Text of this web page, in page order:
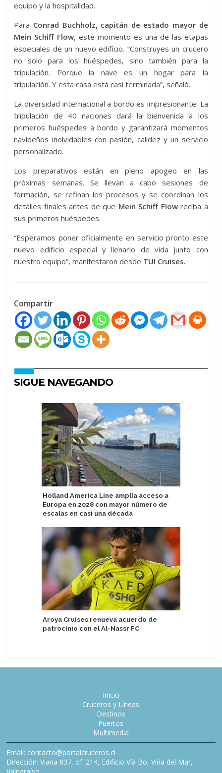
equipo y la hospitalidad.
Para Conrad Buchholz, capitán de estado mayor de
Mein Schiff Flow, este momento es una de las etapas
especiales de un nuevo edificio. “Construyes un crucero
no solo para los huéspedes, sino también para la
tripulación. Porque la nave es un hogar para la
tripulación. Y esta casa está casi terminada”, señaló.
La diversidad internacional a bordo es impresionante. La
tripulación de 40 naciones dará la bienvenida a los
primeros huéspedes a bordo y garantizará momentos
navideños inolvidables con pasión, calidez y un servicio
personalizado.
Los preparativos están en pleno apogeo en las
próximas semanas. Se llevan a cabo sesiones de
formación, se refinan los procesos y se coordinan los
detalles finales antes de que Mein Schiff Flowreciba a
sus primeros huéspedes.
“Esperamos poner oficialmente en servicio pronto este
nuevo edificio especial y llenarlo de vida junto con
nuestro equipo”, manifestaron desde TUI Cruises.
Compartir
SIGUE NAVEGANDO
Holland America Line amplía acceso a
Europa en 2028 con mayor número de
escalas en casi una década
Aroya Cruises renueva acuerdo de
patrocinio con el Al-Nassr FC
Inicio
Cruceros y Líneas
Destinos
Puertos
Multimedia
Email: contacto@portalcruceros.cl
Dirección: Viana 837, of. 214, Edificio Vía Bo, Viña del Mar,